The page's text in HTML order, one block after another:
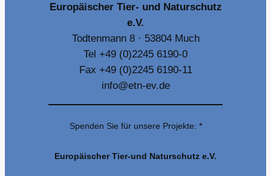
Europäischer Tier- und Naturschutz
e.V.
Todtenmann 8 · 53804 Much
Tel +49 (0)2245 6190-0
Fax +49 (0)2245 6190-11
info@etn-ev.de
Spenden Sie für unsere Projekte: *
Europäischer Tier-und Naturschutz e.V.